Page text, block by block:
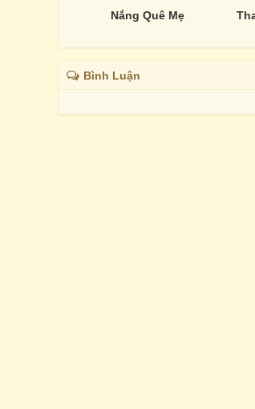
Nắng Quê Mẹ
Bình Luận